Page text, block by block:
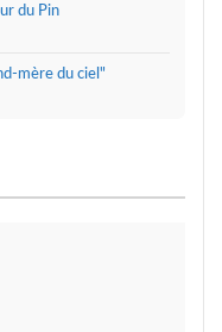
du Pin
mère du ciel"